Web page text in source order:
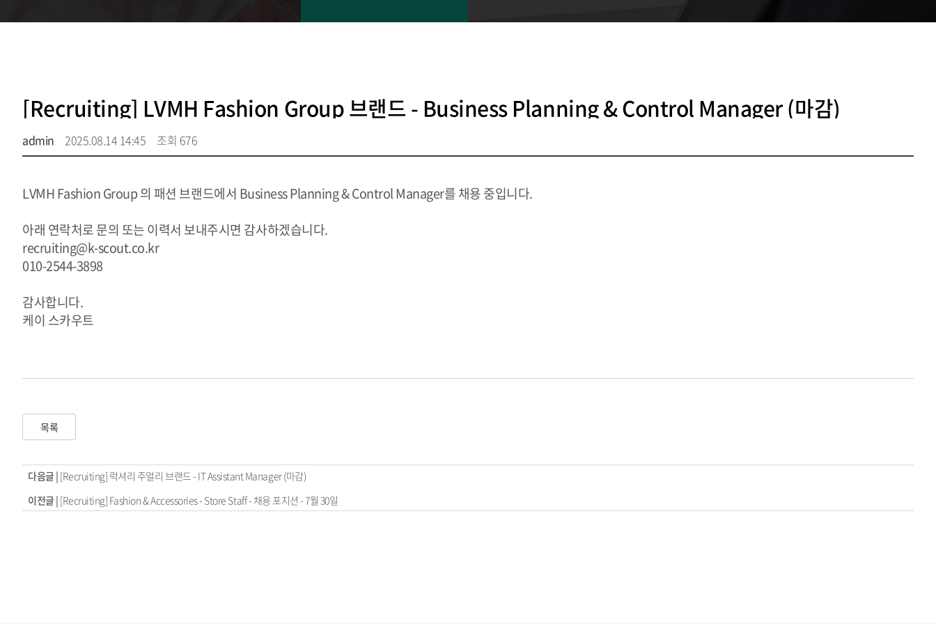
[Recruiting] LVMH Fashion Group 브랜드 - Business Planning & Control Manager (마감)
admin 2025.08.14 14:45 조회 676
LVMH Fashion Group 의 패션 브랜드에서 Business Planning & Control Manager를 채용 중입니다.
아래 연락처로 문의 또는 이력서 보내주시면 감사하겠습니다.
recruiting@k-scout.co.kr
010-2544-3898
감사합니다.
케이 스카우트
목록
다음글 | [Recruiting] 럭셔리 주얼리 브랜드 - IT Assistant Manager (마감)
이전글 | [Recruiting] Fashion & Accessories - Store Staff - 채용 포지션 - 7월 30일